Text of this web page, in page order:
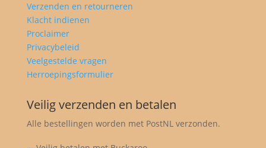
Verzenden en retourneren
Klacht indienen
Proclaimer
Privacybeleid
Veelgestelde vragen
Herroepingsformulier
Veilig verzenden en betalen
Alle bestellingen worden met PostNL verzonden.